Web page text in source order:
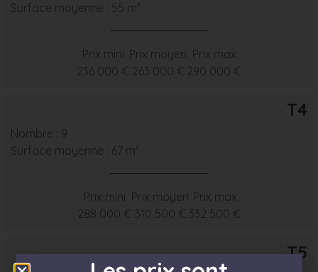
Surface moyenne : 55 m²
Prix mini
236 000 €
Prix moyen
263 000 €
Prix max
290 000 €
T4
Nombre : 9
Surface moyenne : 67 m²
Prix mini
288 000 €
Prix moyen
310 500 €
Prix max
332 500 €
T5